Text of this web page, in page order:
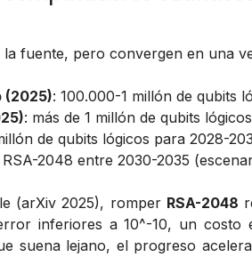
la fuente, pero convergen en una
(2025): 100.000-1 millón de qubits
: más de 1 millón de qubits
de qubits lógicos para 2028-
2048 entre 2030-2035
(arXiv 2025), romper RSA-2048
inferiores a 10^-10, un costo
suena lejano, el progreso